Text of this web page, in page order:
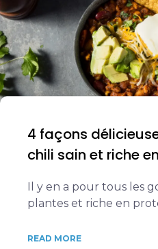
4 façons
chili sain et riche
Il y en a pour tous les
plantes et riche en
READ MORE